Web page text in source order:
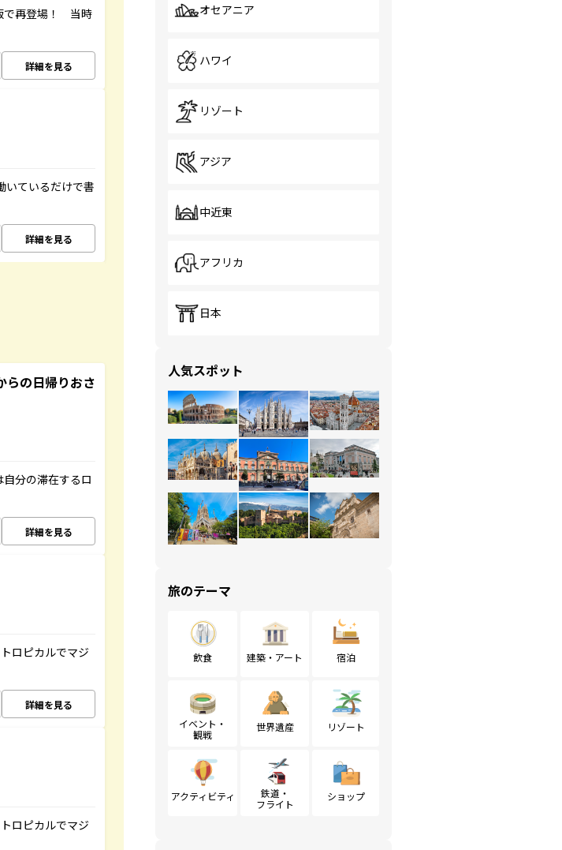
で再登場！ 当時
詳細を見る
いているだけで書
詳細を見る
らの日帰りおさ
分の滞在するロ
詳細を見る
ロピカルでマジ
詳細を見る
ロピカルでマジ
オセアニア
ハワイ
リゾート
アジア
中近東
アフリカ
日本
人気スポット
旅のテーマ
飲食 建築・アート 宿泊
イベント・
観戦
世界遺産 リゾート
アクティビティ
鉄道・
フライト
ショップ